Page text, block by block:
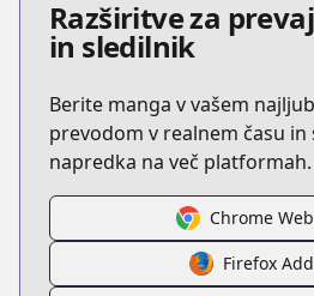
Razširitve za
in sledilnik
Berite manga v vašem
prevodom v realnem času in
napredka na več platformah.
Chrome
Firefox